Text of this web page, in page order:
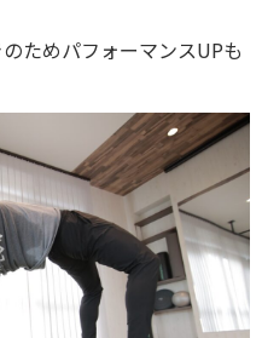
ためパフォーマンスUPも